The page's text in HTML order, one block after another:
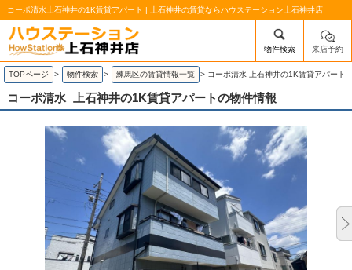
コーポ清水上石神井の1K賃貸アパート | 上石神井の賃貸ならハウステーション上石神井店
/mobile_img/head-logo.png
物件検索 来店予約
TOPページ > 物件検索 > 練馬区の賃貸情報一覧 > コーポ清水 上石神井の1K賃貸アパート
コーポ清水 上石神井の1K賃貸アパートの物件情報